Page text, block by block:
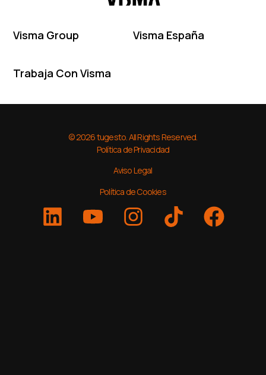
Visma Group Visma España
Trabaja Con Visma
© 2026 tugesto. All Rights Reserved.
Política de Privacidad
Aviso Legal
Política de Cookies